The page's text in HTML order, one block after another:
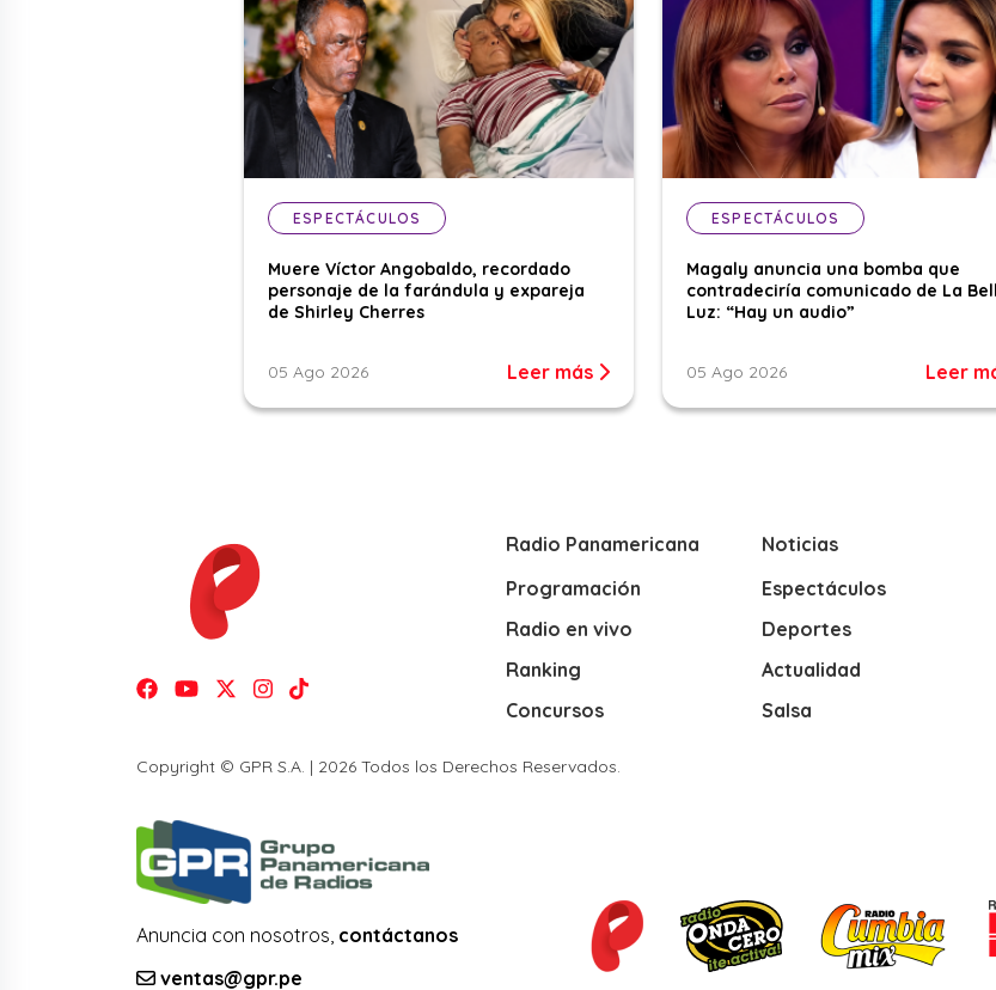
ESPECTÁCULOS
Muere Víctor Angobaldo, recordado
personaje de la farándula y expareja
de Shirley Cherres
05 Ago 2026 Leer más
ESPECTÁCULOS
Magaly anuncia una bomba que
contradeciría comunicado de La
Luz: “Hay un audio”
05 Ago 2026 Leer
Radio Panamericana
Programación
Radio en vivo
Ranking
Concursos
Noticias
Espectáculos
Deportes
Actualidad
Salsa
Copyright © GPR S.A. | 2026 Todos los Derechos Reservados.
Anuncia con nosotros, contáctanos
ventas@gpr.pe